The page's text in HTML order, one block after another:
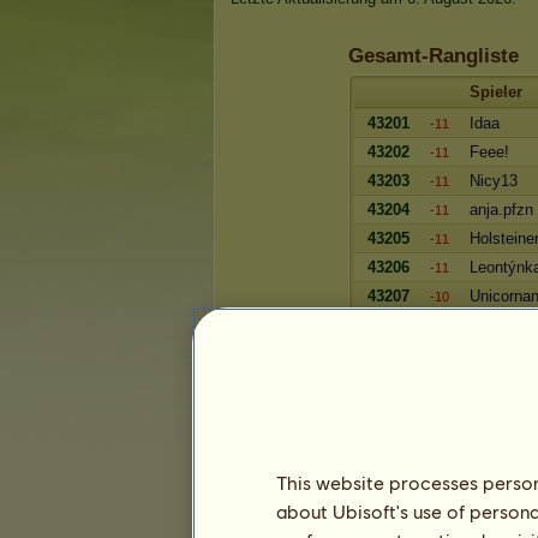
Gesamt-Rangliste
Spieler
43201
-11 Idaa
43202
-11 Feee!
43203
-11 Nicy13
43204
-11 anja.pfzn
43205
-11
43206
-11
43207
-10
43214
This website processes
about Ubisoft's use of